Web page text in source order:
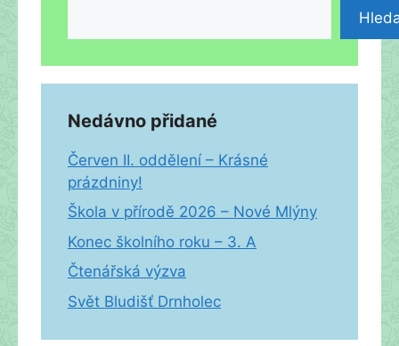
Nedávno přidané
Červen II. oddělení – Krásné
prázdniny!
Škola v přírodě 2026 – Nové Mlýny
Konec školního roku – 3. A
Čtenářská výzva
Svět Bludišť Drnholec